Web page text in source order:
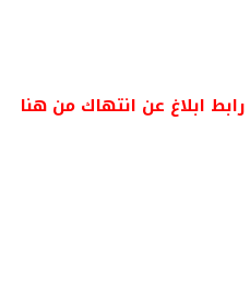
رابط ابلاغ عن انتهاك من هنا